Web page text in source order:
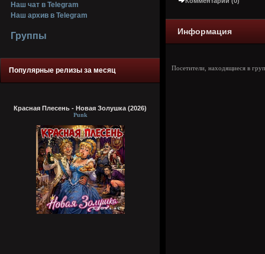
Наш чат в Telegram
Наш архив в Telegram
Группы
Популярные релизы за месяц
Красная Плесень - Новая Золушка (2026)
Punk
Информация
Посетители, находящиеся в